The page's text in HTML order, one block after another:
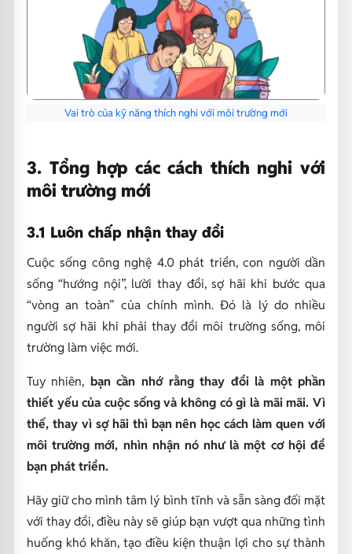
Vai trò của kỹ năng thích nghi với môi trường mới
3. Tổng hợp các cách thích nghi với
môi trường mới
3.1 Luôn chấp nhận thay đổi
Cuộc sống công nghệ 4.0 phát triển, con người dần
sống “hướng nội”, lười thay đổi, sợ hãi khi bước qua
“vòng an toàn” của chính mình. Đó là lý do nhiều
người sợ hãi khi phải thay đổi môi trường sống, môi
trường làm việc mới.
Tuy nhiên, bạn cần nhớ rằng thay đổi là một phần
thiết yếu của cuộc sống và không có gì là mãi mãi. Vì
thế, thay vì sợ hãi thì bạn nên học cách làm quen với
môi trường mới, nhìn nhận nó như là một cơ hội để
bạn phát triển.
Hãy giữ cho mình tâm lý bình tĩnh và sẵn sàng đối mặt
với thay đổi, điều này sẽ giúp bạn vượt qua những tình
huống khó khăn, tạo điều kiện thuận lợi cho sự thành